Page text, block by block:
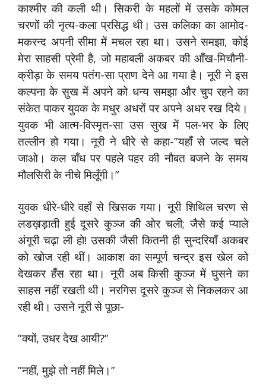
काश्मीर की कली थी। सिकरी के महलों में उसके कोमल
चरणों की नृत्य-कला प्रसिद्ध थी। उस कलिका का आमोद-
मकरन्द अपनी सीमा में मचल रहा था। उसने समझा, कोई
मेरा साहसी प्रेमी है, जो महाबली अकबर की आँख-मिचौनी-
क्रीड़ा के समय पतंग-सा प्राण देने आ गया है। नूरी ने इस
कल्पना के सुख में अपने को धन्य समझा और चुप रहने का
संकेत पाकर युवक के मधुर अधरों पर अपने अधर रख दिये।
युवक भी आत्म-विस्मृत-सा उस सुख में पल-भर के लिए
तल्लीन हो गया। नूरी ने धीरे से कहा-”यहाँ से जल्द चले
जाओ। कल बाँध पर पहले पहर की नौबत बजने के समय
मौलसिरी के नीचे मिलूँगी।”
युवक धीरे-धीरे वहाँ से खिसक गया। नूरी शिथिल चरण से
लडख़ड़ाती हुई दूसरे कुञ्ज की ओर चली; जैसे कई प्याले
अंगूरी चढ़ा ली हो! उसकी जैसी कितनी ही सुन्दरियाँ अकबर
को खोज रही थीं। आकाश का सम्पूर्ण चन्द्र इस खेल को
देखकर हँस रहा था। नूरी अब किसी कुञ्ज में घुसने का
साहस नहीं रखती थी। नरगिस दूसरे कुञ्ज से निकलकर आ
रही थी। उसने नूरी से पूछा-
”क्यों, उधर देख आयी?”
”नहीं, मुझे तो नहीं मिले।”